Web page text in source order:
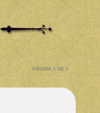
PÁGINA 1 DE 1